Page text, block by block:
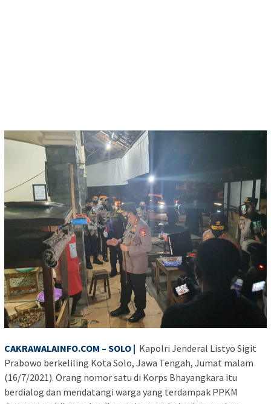
CAKRAWALAINFO.COM – SOLO | Kapolri Jenderal Listyo Sigit
Prabowo berkeliling Kota Solo, Jawa Tengah, Jumat malam
(16/7/2021). Orang nomor satu di Korps Bhayangkara itu
berdialog dan mendatangi warga yang terdampak PPKM